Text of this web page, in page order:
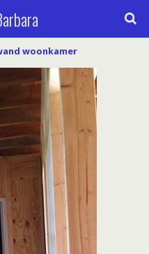
woonkamer